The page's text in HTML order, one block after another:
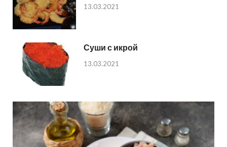
13.03.2021
Суши с икрой
13.03.2021